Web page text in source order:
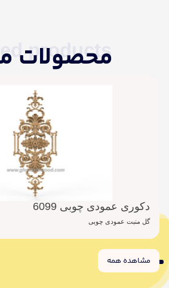
products
محصولات
دکوری عمودی چوبی 6099
گل منبت عمودی چوبی
1
2
3
4 مشاهده همه